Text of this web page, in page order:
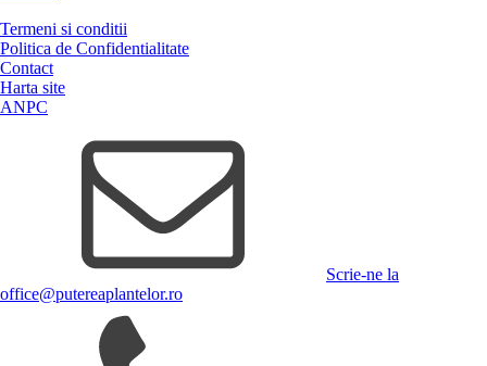
Termeni si conditii
Politica de Confidentialitate
Contact
Harta site
ANPC
Scrie-ne la
office@putereaplantelor.ro